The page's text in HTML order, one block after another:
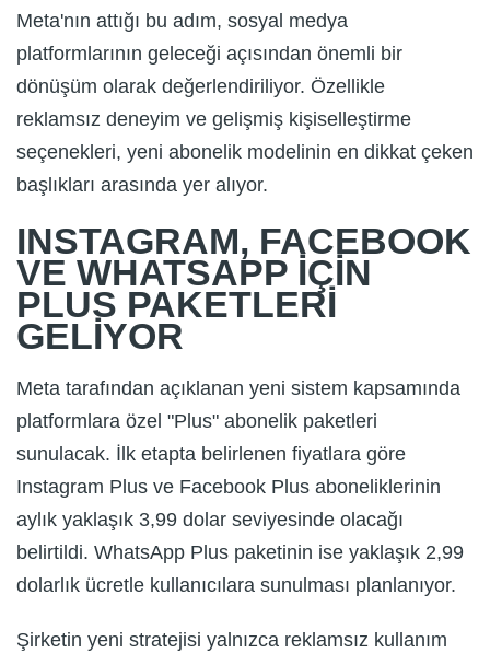
Meta'nın attığı bu adım, sosyal medya
platformlarının geleceği açısından önemli bir
dönüşüm olarak değerlendiriliyor. Özellikle
reklamsız deneyim ve gelişmiş kişiselleştirme
seçenekleri, yeni abonelik modelinin en dikkat çeken
başlıkları arasında yer alıyor.
INSTAGRAM, FACEBOOK
VE WHATSAPP İÇİN
PLUS PAKETLERİ
GELİYOR
Meta tarafından açıklanan yeni sistem kapsamında
platformlara özel "Plus" abonelik paketleri
sunulacak. İlk etapta belirlenen fiyatlara göre
Instagram Plus ve Facebook Plus aboneliklerinin
aylık yaklaşık 3,99 dolar seviyesinde olacağı
belirtildi. WhatsApp Plus paketinin ise yaklaşık 2,99
dolarlık ücretle kullanıcılara sunulması planlanıyor.
Şirketin yeni stratejisi yalnızca reklamsız kullanım